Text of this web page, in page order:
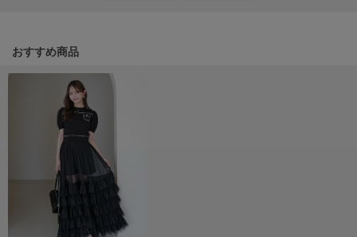
HOKA ONEONE
ホカ オネオネ
おすすめ商品